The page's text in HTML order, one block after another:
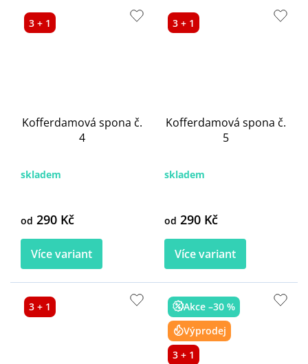
3 + 1
Kofferdamová spona č.
4
skladem
od 290 Kč
Více variant
3 + 1
Kofferdamová spona č.
5
skladem
od 290 Kč
Více variant
3 + 1
Akce –30 %
Výprodej
3 + 1